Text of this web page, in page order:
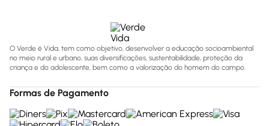
O Verde é Vida, tem como objetivo, desenvolver a educação socioambiental
no meio rural e urbano, suas diversificações, sustentabilidade, proteção da
criança e do adolescente, bem como a valorização do homem do campo.
Formas de Pagamento